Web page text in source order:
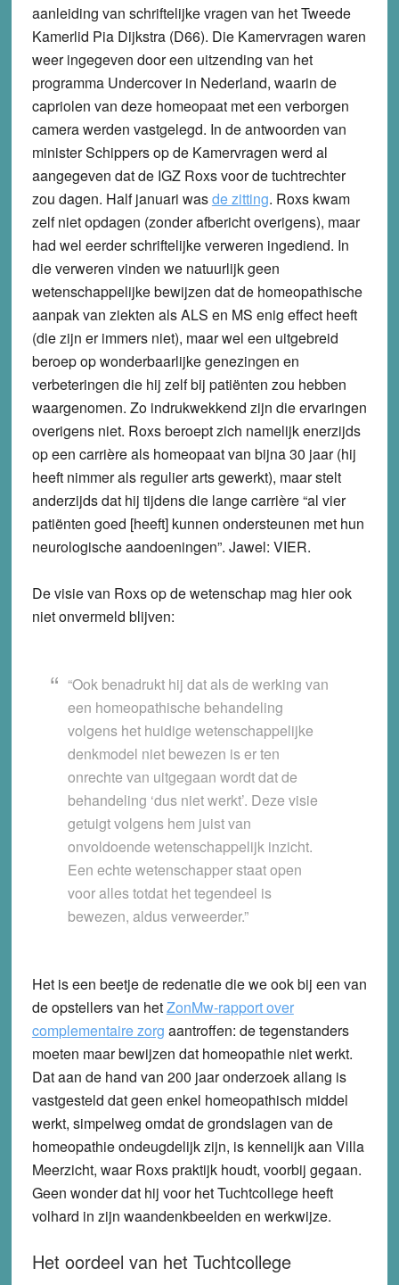
aanleiding van schriftelijke vragen van het Tweede
Kamerlid Pia Dijkstra (D66). Die Kamervragen waren
weer ingegeven door een uitzending van het
programma Undercover in Nederland, waarin de
capriolen van deze homeopaat met een verborgen
camera werden vastgelegd. In de antwoorden van
minister Schippers op de Kamervragen werd al
aangegeven dat de IGZ Roxs voor de tuchtrechter
zou dagen. Half januari wasde zitting. Roxs kwam
zelf niet opdagen (zonder afbericht overigens), maar
had wel eerder schriftelijke verweren ingediend. In
die verweren vinden we natuurlijk geen
wetenschappelijke bewijzen dat de homeopathische
aanpak van ziekten als ALS en MS enig effect heeft
(die zijn er immers niet), maar wel een uitgebreid
beroep op wonderbaarlijke genezingen en
verbeteringen die hij zelf bij patiënten zou hebben
waargenomen. Zo indrukwekkend zijn die ervaringen
overigens niet. Roxs beroept zich namelijk enerzijds
op een carrière als homeopaat van bijna 30 jaar (hij
heeft nimmer als regulier arts gewerkt), maar stelt
anderzijds dat hij tijdens die lange carrière “al vier
patiënten goed [heeft] kunnen ondersteunen met hun
neurologische aandoeningen”. Jawel: VIER.
De visie van Roxs op de wetenschap mag hier ook
niet onvermeld blijven:
“Ook benadrukt hij dat als de werking van
een homeopathische behandeling
volgens het huidige wetenschappelijke
denkmodel niet bewezen is er ten
onrechte van uitgegaan wordt dat de
behandeling ‘dus niet werkt’. Deze visie
getuigt volgens hem juist van
onvoldoende wetenschappelijk inzicht.
Een echte wetenschapper staat open
voor alles totdat het tegendeel is
bewezen, aldus verweerder.”
Het is een beetje de redenatie die we ook bij een van
de opstellers van hetZonMw-rapport over
complementaire zorg aantroffen: de tegenstanders
moeten maar bewijzen dat homeopathie niet werkt.
Dat aan de hand van 200 jaar onderzoek allang is
vastgesteld dat geen enkel homeopathisch middel
werkt, simpelweg omdat de grondslagen van de
homeopathie ondeugdelijk zijn, is kennelijk aan Villa
Meerzicht, waar Roxs praktijk houdt, voorbij gegaan.
Geen wonder dat hij voor het Tuchtcollege heeft
volhard in zijn waandenkbeelden en werkwijze.
Het oordeel van het Tuchtcollege